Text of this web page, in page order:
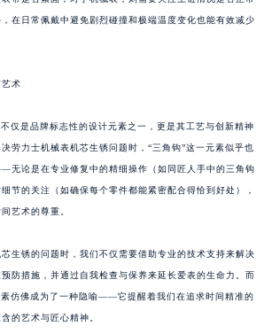
在日常佩戴中避免剧烈碰撞和极端温度变化也能有效减少
术
仅是品牌标志性的设计元素之一，更是其工艺与创新精神
劳力士机械表机芯生锈问题时，“三角钩”这一元素似乎也
无论是在专业修复中的精细操作（如同匠人手中的三角钩
节的关注（如确保每个零件都能紧密配合得恰到好处），
艺术的尊重。
生锈的问题时，我们不仅需要借助专业的技术支持来解决
防措施，并通过自我检查与保养来延长爱表的生命力。而
素仿佛成为了一种隐喻——它提醒着我们在追求时间精准的
的艺术与匠心精神。